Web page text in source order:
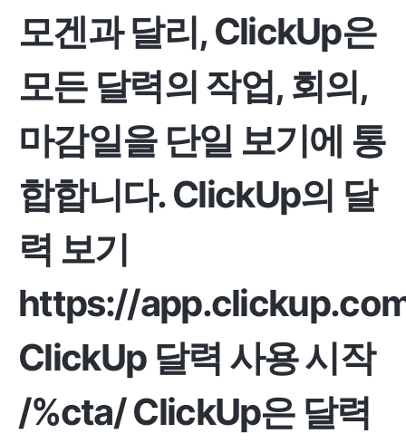
모겐과 달리, ClickUp은
모든 달력의 작업, 회의,
마감일을 단일 보기에 통
합합니다.ClickUp의 달
력 보기
https://
ClickUp 달력 사용 시작
/%cta/ ClickUp은 달력